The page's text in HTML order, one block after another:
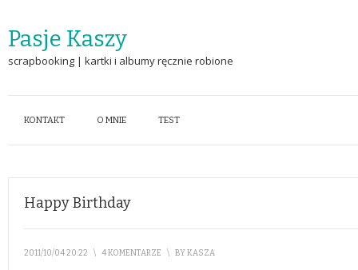
Pasje Kaszy
scrapbooking | kartki i albumy ręcznie robione
KONTAKT O MNIE TEST
Happy Birthday
2011/10/04 20:22 \ 4 KOMENTARZE \ BYKASZA